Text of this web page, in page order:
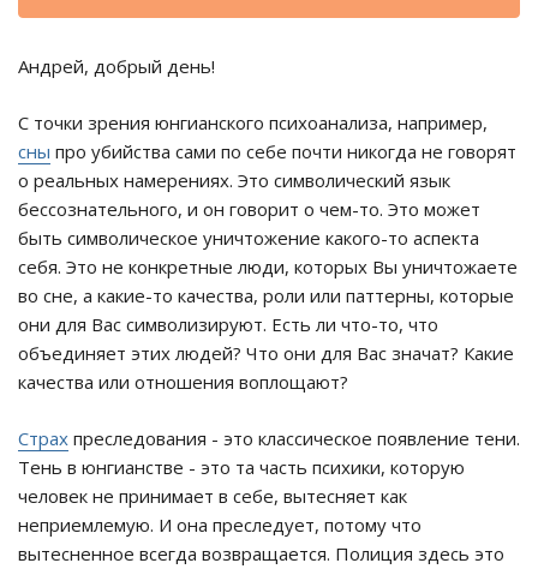
Андрей, добрый день!
С точки зрения юнгианского психоанализа, например,
сны про убийства сами по себе почти никогда не говорят
о реальных намерениях. Это символический язык
бессознательного, и он говорит о чем-то. Это может
быть символическое уничтожение какого-то аспекта
себя. Это не конкретные люди, которых Вы уничтожаете
во сне, а какие-то качества, роли или паттерны, которые
они для Вас символизируют. Есть ли что-то, что
объединяет этих людей? Что они для Вас значат? Какие
качества или отношения воплощают?
Страх преследования - это классическое появление тени.
Тень в юнгианстве - это та часть психики, которую
человек не принимает в себе, вытесняет как
неприемлемую. И она преследует, потому что
вытесненное всегда возвращается. Полиция здесь это